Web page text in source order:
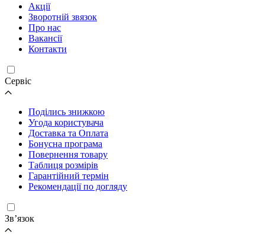
Акції
Зворотній звязок
Про нас
Вакансії
Контакти
Cервіс
Поділись знижкою
Угода користувача
Доставка та Оплата
Бонусна програма
Повернення товару
Таблиця розмірів
Гарантійний термін
Рекомендації по догляду
Зв’язок